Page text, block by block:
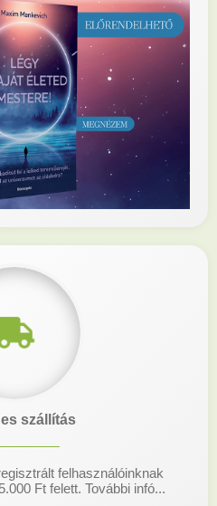
szállítás
felhasználóinknak
Ft felett. További infó...